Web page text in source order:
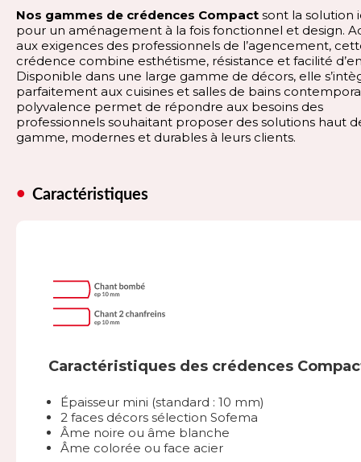
Nos gammes de crédences Compact sont la solution
pour un aménagement à la fois fonctionnel et design.
aux exigences des professionnels de l’agencement,
crédence combine esthétisme, résistance et facilité
Disponible dans une large gamme de décors, elle
parfaitement aux cuisines et salles de bains
polyvalence permet de répondre aux besoins des
professionnels souhaitant proposer des solutions haut
gamme, modernes et durables à leurs clients.
Caractéristiques
Caractéristiques des crédences
Épaisseur mini (standard : 10 mm)
2 faces décors sélection Sofema
Âme noire ou âme blanche
Âme colorée ou face acier